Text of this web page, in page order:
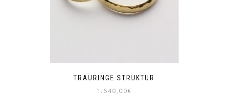
TRAURINGE STRUKTUR
1.640,00€